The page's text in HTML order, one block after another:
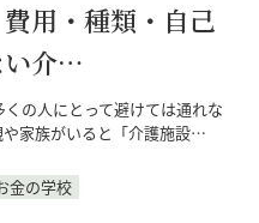
用・種類・自己
い介…
の人にとって避けては通れな
や家族がいると「介護施設…
金の学校